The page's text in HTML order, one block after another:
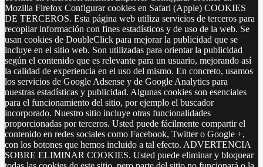
Mozilla Firefox Configurar cookies en Safari (Apple) COOKIES
DE TERCEROS. Esta página web utiliza servicios de terceros para
recopilar información con fines estadísticos y de uso de la web. Se
usan cookies de DoubleClick para mejorar la publicidad que se
incluye en el sitio web. Son utilizadas para orientar la publicidad
según el contenido que es relevante para un usuario, mejorando así
la calidad de experiencia en el uso del mismo. En concreto, usamos
los servicios de Google Adsense y de Google Analytics para
nuestras estadísticas y publicidad. Algunas cookies son esenciales
para el funcionamiento del sitio, por ejemplo el buscador
incorporado. Nuestro sitio incluye otras funcionalidades
proporcionadas por terceros. Usted puede fácilmente compartir el
contenido en redes sociales como Facebook, Twitter o Google +,
con los botones que hemos incluido a tal efecto. ADVERTENCIA
SOBRE ELIMINAR COOKIES. Usted puede eliminar y bloquear